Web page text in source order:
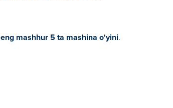
eng mashhur 5 ta mashina o'yini.